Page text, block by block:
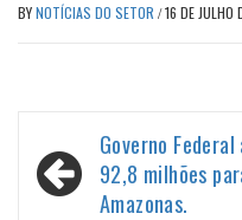
BYNOTÍCIAS DO SETOR /16 DE JULHO
Navegação
de
Governo
92,8 milhões
Amazonas.